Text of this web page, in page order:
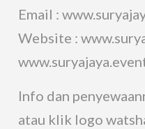
Email :
Website :
Info dan
atau klik logo